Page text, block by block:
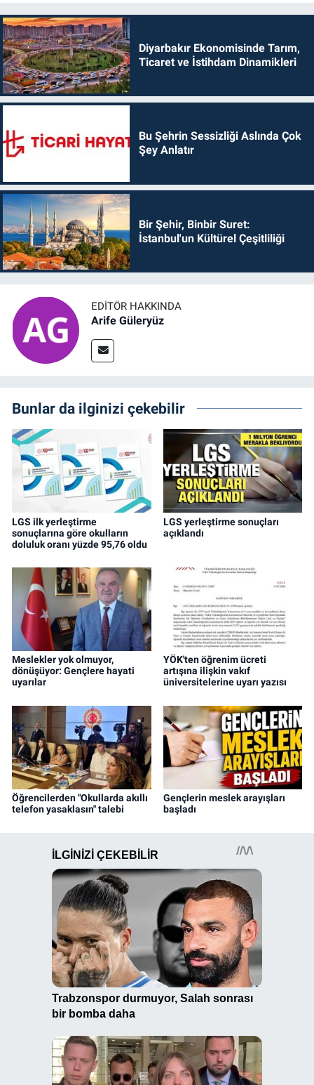
Diyarbakır Ekonomisinde Tarım,
Ticaret ve İstihdam Dinamikleri
Bu Şehrin Sessizliği Aslında Çok
Şey Anlatır
Bir Şehir, Binbir Suret:
İstanbul'un Kültürel Çeşitliliği
EDITÖR HAKKINDA
Arife Güleryüz
Bunlar da ilginizi çekebilir
LGS ilk yerleştirme
sonuçlarına göre okulların
doluluk oranı yüzde 95,76 oldu
LGS yerleştirme sonuçları
açıklandı
Meslekler yok olmuyor,
dönüşüyor: Gençlere hayati
uyarılar
YÖK'ten öğrenim ücreti
artışına ilişkin vakıf
üniversitelerine uyarı yazısı
Öğrencilerden "Okullarda akıllı
telefon yasaklasın" talebi
Gençlerin meslek arayışları
başladı